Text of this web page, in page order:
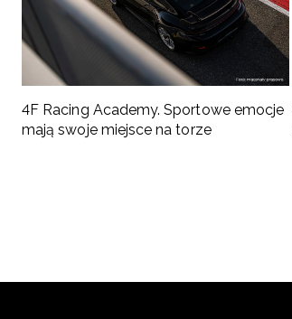
4F Racing Academy. Sportowe emocje
mają swoje miejsce na torze